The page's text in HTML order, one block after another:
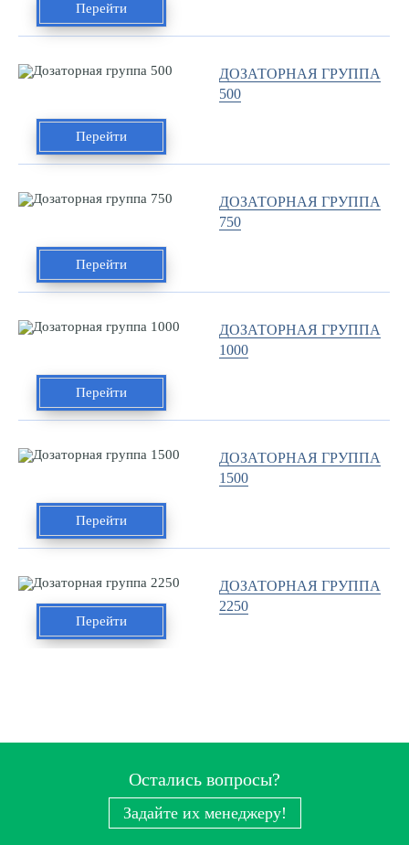
Перейти
ДОЗАТОРНАЯ ГРУППА
500
Перейти
ДОЗАТОРНАЯ ГРУППА
750
Перейти
ДОЗАТОРНАЯ ГРУППА
1000
Перейти
ДОЗАТОРНАЯ ГРУППА
1500
Перейти
ДОЗАТОРНАЯ ГРУППА
2250
Перейти
Остались вопросы?
Задайте их менеджеру!